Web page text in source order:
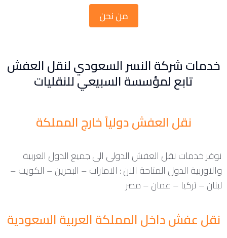
من نحن
خدمات شركة النسر السعودي لنقل العفش
تابع لمؤسسة السبيعي للنقليات
نقل العفش دولياً خارج المملكة
نوفر خدمات نقل العفش الدولى الى جميع الدول العربية
والاوربية الدول المتاحة الان : الامارات – البحرين – الكويت –
لبنان – تركيا – عمان – مصر
نقل عفش داخل المملكة العربية السعودية